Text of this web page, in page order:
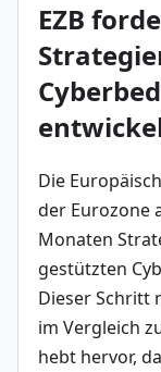
EZB
Die
der Eurozone
Monaten
gestützten
Dieser Schritt
im Vergleich
hebt hervor,